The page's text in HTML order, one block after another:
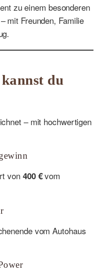
zu einem besonderen
mit Freunden, Familie
kannst du
– mit hochwertigen
von 400 €vom
vom Autohaus